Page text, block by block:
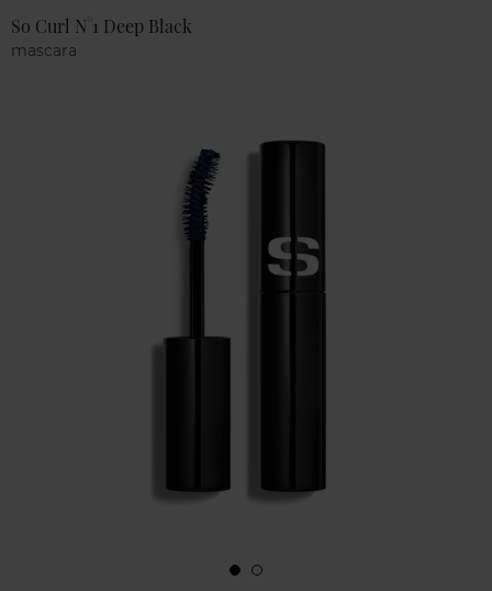
So Curl N°1 Deep Black
mascara